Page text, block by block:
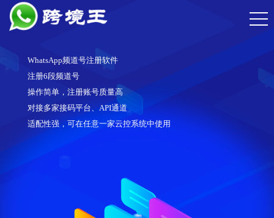
WhatsApp频道号注册软件
注册6段频道号
操作简单，注册账号质量高
对接多家接码平台、API通道
适配性强，可在任意一家云控系统中使用